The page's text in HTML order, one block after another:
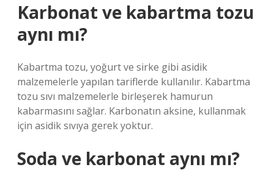
Karbonat ve kabartma tozu
aynı mı?
Kabartma tozu, yoğurt ve sirke gibi asidik
malzemelerle yapılan tariflerde kullanılır. Kabartma
tozu sıvı malzemelerle birleşerek hamurun
kabarmasını sağlar. Karbonatın aksine, kullanmak
için asidik sıvıya gerek yoktur.
Soda ve karbonat aynı mı?